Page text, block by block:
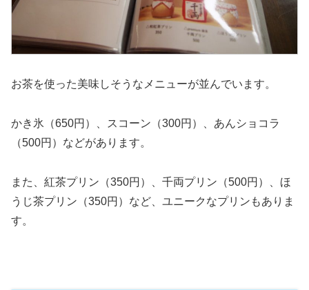
お茶を使った美味しそうなメニューが並んでいます。
かき氷（650円）、スコーン（300円）、あんショコラ
（500円）などがあります。
また、紅茶プリン（350円）、千両プリン（500円）、ほ
うじ茶プリン（350円）など、ユニークなプリンもありま
す。